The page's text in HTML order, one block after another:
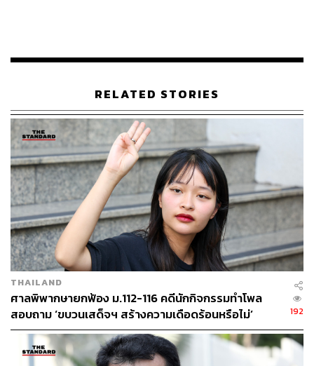
อดอาหาร ทานตะวันและแบมที่ประกาศอดอาหารและน้ํา ซึ่ง
ผลกระทบต่อภาวะสุขภาพจากการการอดอาหารและน้ํานั้น
อาจส่งผลให้เกิดอันตรายต่อภาวะสุขภาพดังนี้
ภาวะน้ําตาลในเลือดต่ำ (Hypoglycemia)
อันเนื่องจากร่างกายไม่ได้รับอาหาร ส่งผลให้ร่างกายขาด
พลังงาน อีกทั้งยังส่งผลให้เกิดภาวะ Hypoglycemic Coma ได้
หากร่างกายขาดน้ําตาลเพื่อใช้เป็นพลังงานเป็นเวลานาน ซึ่ง
จะส่งผลให้หมดสติ จนถึงขั้นเสียชีวิตได้
การขาดสมดุลเกลือแร่ (Electrolyte Imbalance)
เป็นการขาดเกลือแร่ที่มีความสําคัญอย่างยิ่งในการทํางาน
ของร่างกาย โดยอาจส่งผลให้เกิดภาวะหมดสติ สับสน ชัก
กล้ามเนื้ออ่อนแรง ตะคริว และอาจรุนแรงถึงขั้นหัวใจเต้นผิด
จังหวะได้
RELATED STORIES
THAILAND
ศาลพิพากษายกฟ้อง ม.112-116 คดีนักกิจกรรมทำโพล
สอบถาม ‘ขบวนเสด็จฯ สร้างความเดือดร้อนหรือไม่’
192